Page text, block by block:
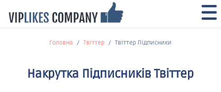
Головна Твіттер Твіттер Підписники
Накрутка Підписників Твіттер